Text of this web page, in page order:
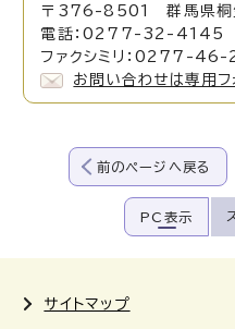
〒376-8501 群馬県桐
電話：0277-32-4145
ファクシミリ：0277-
お問い合わせは専用フ
前のページへ戻る
PC表示
サイトマップ